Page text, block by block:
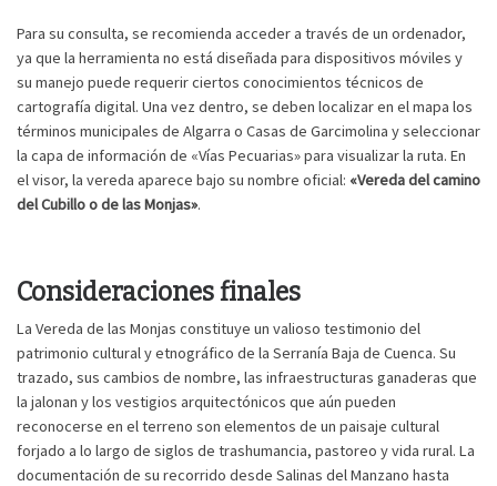
Para su consulta, se recomienda acceder a través de un ordenador,
ya que la herramienta no está diseñada para dispositivos móviles y
su manejo puede requerir ciertos conocimientos técnicos de
cartografía digital. Una vez dentro, se deben localizar en el mapa los
términos municipales de Algarra o Casas de Garcimolina y seleccionar
la capa de información de «Vías Pecuarias» para visualizar la ruta. En
el visor, la vereda aparece bajo su nombre oficial: «Vereda del camino
del Cubillo o de las Monjas».
Consideraciones finales
La Vereda de las Monjas constituye un valioso testimonio del
patrimonio cultural y etnográfico de la Serranía Baja de Cuenca. Su
trazado, sus cambios de nombre, las infraestructuras ganaderas que
la jalonan y los vestigios arquitectónicos que aún pueden
reconocerse en el terreno son elementos de un paisaje cultural
forjado a lo largo de siglos de trashumancia, pastoreo y vida rural. La
documentación de su recorrido desde Salinas del Manzano hasta